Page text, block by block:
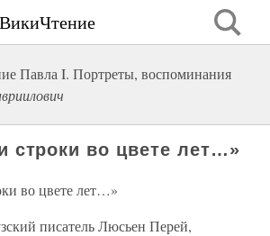
ВикиЧтение
Павла I. Портреты, воспоминания
строки во цвете лет…»
во цвете лет…»
писатель Люсьен Перей,